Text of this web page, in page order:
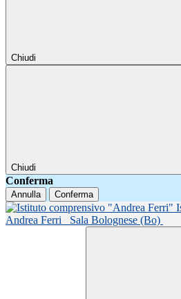
Chiudi
Chiudi
Conferma
Annulla Conferma
Andrea Ferri
Sala Bolognese (Bo)